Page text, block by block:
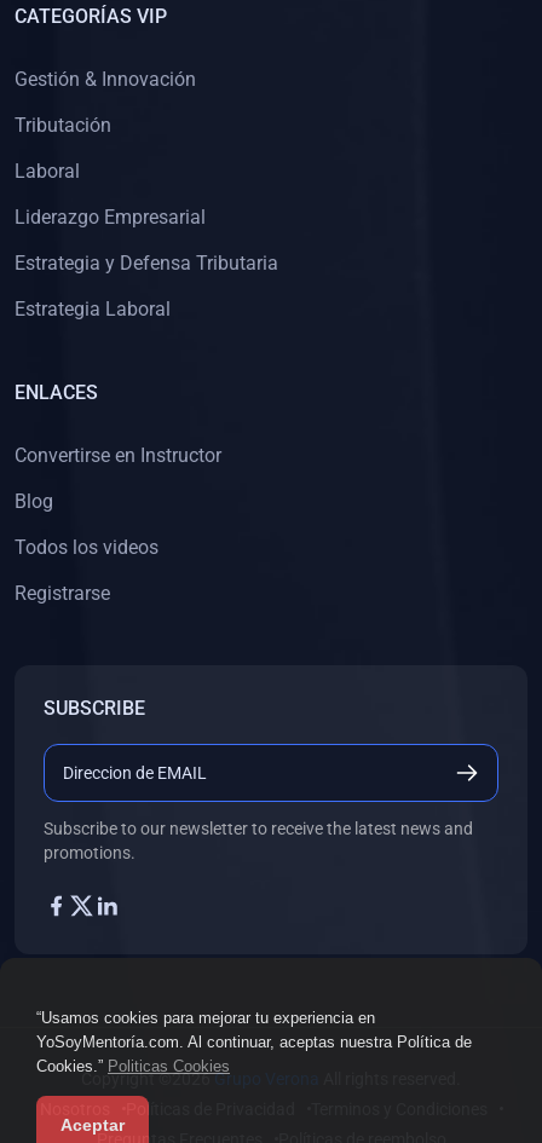
“Usamos cookies para mejorar tu experiencia en
YoSoyMentoría.com. Al continuar, aceptas nuestra Política de
Cookies.” Politicas Cookies
Aceptar
CATEGORÍAS VIP
Gestión & Innovación
Tributación
Laboral
Liderazgo Empresarial
Estrategia y Defensa Tributaria
Estrategia Laboral
ENLACES
Convertirse en Instructor
Blog
Todos los videos
Registrarse
SUBSCRIBE
Subscribe to our newsletter to receive the latest news and
promotions.
Copyright ©2026Grupo Verona
Políticas de Privacidad